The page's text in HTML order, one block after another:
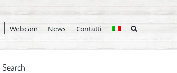
Webcam News Contatti
Search